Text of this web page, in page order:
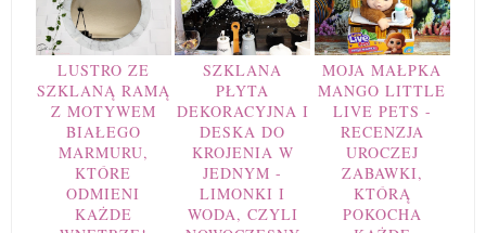
LUSTRO ZE
SZKLANĄ RAMĄ
Z MOTYWEM
BIAŁEGO
MARMURU,
KTÓRE
ODMIENI
KAŻDE
SZKLANA
PŁYTA
DEKORACYJNA I
DESKA DO
KROJENIA W
JEDNYM -
LIMONKI I
WODA, CZYLI
MOJA MAŁPKA
MANGO LITTLE
LIVE PETS -
RECENZJA
UROCZEJ
ZABAWKI,
KTÓRĄ
POKOCHA